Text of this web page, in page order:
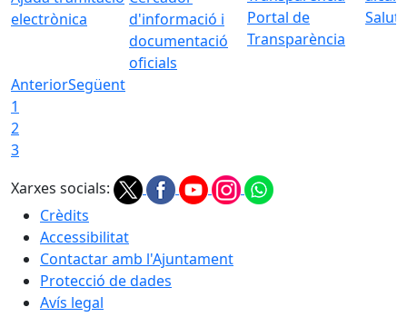
electrònica
d'informació i
documentació
oficials
Portal de
Transparència
AnteriorSegüent
1
2
3
Xarxes socials:
Crèdits
Accessibilitat
Contactar amb l'Ajuntament
Protecció de dades
Avís legal